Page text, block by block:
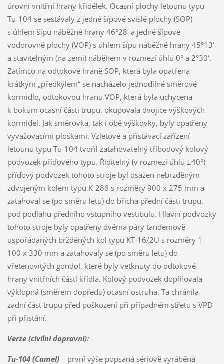
úrovni vnitřní hrany křidélek. Ocasní plochy letounu typu
Tu-104 se sestávaly z jedné šípové svislé plochy (SOP)
s úhlem šípu náběžné hrany 46°28‘ a jedné šípové
vodorovné plochy (VOP) s úhlem šípu náběžné hrany 45°13‘
a stavitelným (na zemi) náběhem v rozmezí úhlů 0° a 2°30‘.
Zatímco na odtokové hraně SOP, která byla opatřena
krátkým „předkýlem“ se nacházelo jednodílné směrové
kormidlo, odtokovou hranu VOP, která byla uchycena
k bokům ocasní části trupu, okupovala dvojice výškových
kormidel. Jak směrovka, tak i obě výškovky, byly opatřeny
vyvažovacími ploškami. Vzletové a přistávací zařízení
letounu typu Tu-104 tvořil zatahovatelný tříbodový kolový
podvozek příďového typu. Řiditelný (v rozmezí úhlů ±40°)
příďový podvozek tohoto stroje byl osazen nebrzděným
zdvojeným kolem typu K-286 s rozměry 900 x 275 mm a
zatahoval se (po směru letu) do břicha přední části trupu,
pod podlahu předního vstupního vestibulu. Hlavní podvozky
tohoto stroje byly opatřeny dvěma páry tandemově
uspořádaných bržděných kol typu KT-16/2U s rozměry 1
100 x 330 mm a zatahovaly se (po směru letu) do
vřetenovitých gondol, které byly vetknuty do odtokové
hrany vnitřních částí křídla. Kolový podvozek doplňovala
výklopná (směrem dopředu) ocasní ostruha. Ta chránila
zadní část trupu před poškození při případném střetu s VPD
při přistání.
Verze (civilní dopravní):
Tu-104 (Camel) – první výše popsaná sériově vyráběná